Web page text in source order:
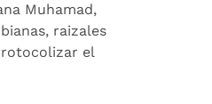
Muhamad,
raizales
el